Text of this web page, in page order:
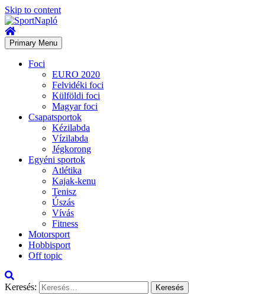
Skip to content
Primary Menu
Foci
EURO 2020
Felvidéki foci
Külföldi foci
Magyar foci
Csapatsportok
Kézilabda
Vízilabda
Jégkorong
Egyéni sportok
Atlétika
Kajak-kenu
Tenisz
Úszás
Vívás
Fitness
Motorsport
Hobbisport
Off topic
Keresés: